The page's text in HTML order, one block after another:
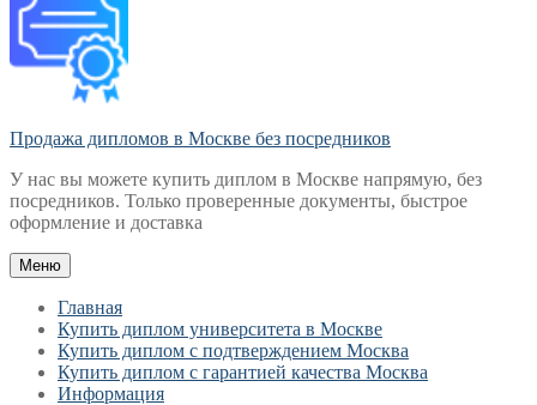
Продажа дипломов в Москве без посредников
У нас вы можете купить диплом в Москве напрямую, без
посредников. Только проверенные документы, быстрое
оформление и доставка
Меню
Главная
Купить диплом университета в Москве
Купить диплом с подтверждением Москва
Купить диплом с гарантией качества Москва
Информация